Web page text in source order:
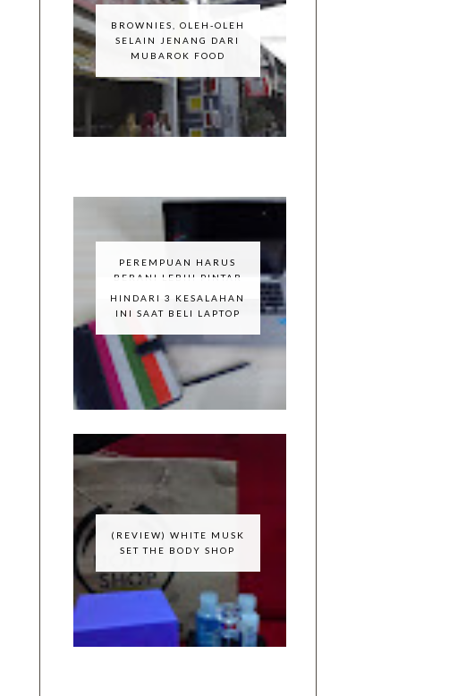
BROWNIES, OLEH-OLEH
SELAIN JENANG DARI
MUBAROK FOOD
PEREMPUAN HARUS
BERANI LEBIH PINTAR
HINDARI 3 KESALAHAN
INI SAAT BELI LAPTOP
(REVIEW) WHITE MUSK
SET THE BODY SHOP